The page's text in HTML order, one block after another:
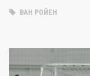
ВАН РОЙЕН